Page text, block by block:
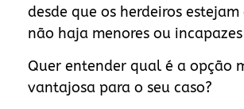
desde que os herdeiros
não haja menores ou
Quer entender qual é a opção
vantajosa para o seu caso?